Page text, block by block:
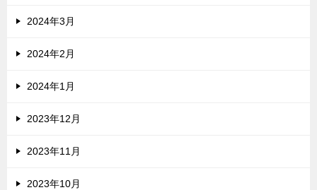
2024年3月
2024年2月
2024年1月
2023年12月
2023年11月
2023年10月